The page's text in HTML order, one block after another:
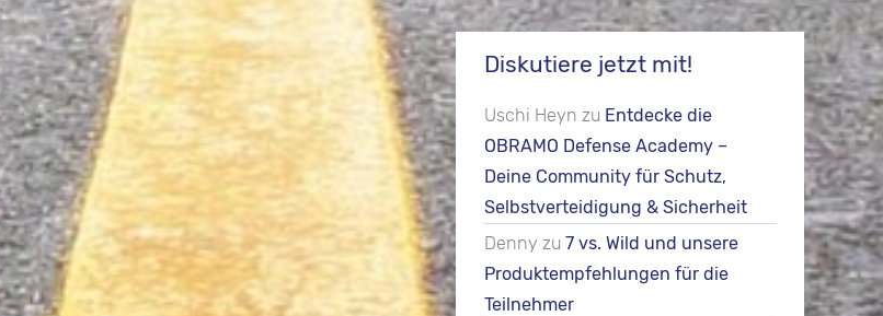
Diskutiere jetzt mit!
Uschi Heyn zu Entdecke die
OBRAMO Defense Academy –
Deine Community für Schutz,
Selbstverteidigung & Sicherheit
Denny zu 7 vs. Wild und unsere
Produktempfehlungen für die
Teilnehmer